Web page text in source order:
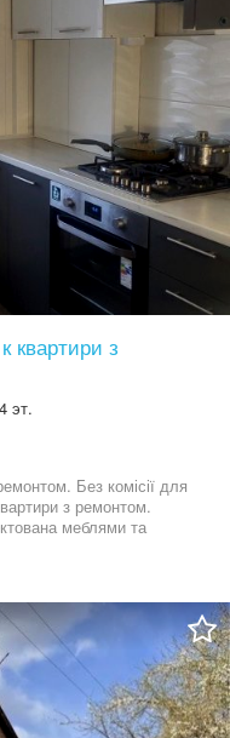
квартири з
эт.
Без комісії для
з ремонтом.
меблями та
В пішій доступності
та садочки на відстані
Телефонуйте та
Телефонуйте.